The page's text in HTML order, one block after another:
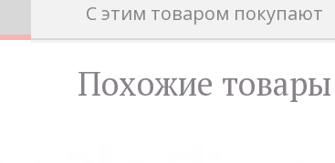
С этим товаром покупают
Похожие товары